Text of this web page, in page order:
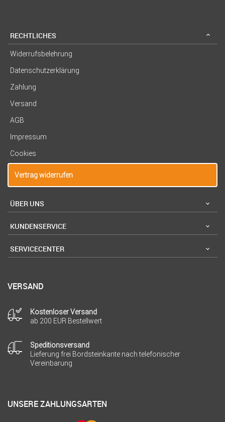
RECHTLICHES
Widerrufsbelehrung
Datenschutzerklärung
Zahlung
Versand
AGB
Impressum
Cookies
Vertrag widerrufen
ÜBER UNS
KUNDENSERVICE
SERVICECENTER
VERSAND
Kostenloser Versand
ab 200 EUR Bestellwert
Speditionsversand
Lieferung frei Bordsteinkante nach telefonischer
Vereinbarung
UNSERE ZAHLUNGSARTEN